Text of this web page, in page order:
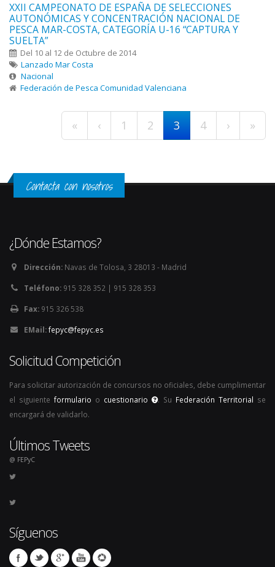
XXII CAMPEONATO DE ESPAÑA DE SELECCIONES
AUTONÓMICAS Y CONCENTRACIÓN NACIONAL DE
PESCA MAR-COSTA, CATEGORÍA U-16 “CAPTURA Y
SUELTA”
Del 10 al 12 de Octubre de 2014
Lanzado Mar Costa
Nacional
Federación de Pesca Comunidad Valenciana
Páginas
« ‹ 1 2 3 4 › »
Contacta con nosotros
¿Dónde Estamos?
Dirección: Navas de Tolosa, 3 28013 - Madrid
Teléfono: 915 328 352 | 915 328 353
Fax: 915 326 538
EMail:fepyc@fepyc.es
Solicitud Competición
Para solicitar autorización de concursos no oficiales, debe cumplimentar
el siguiente formulario o cuestionario . Su Federación Territorial se
encargará de validarlo.
Últimos Tweets
@ FEPyC
Síguenos